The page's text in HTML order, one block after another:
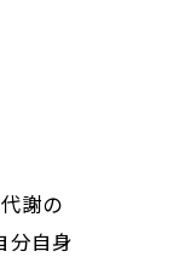
謝の
分自身